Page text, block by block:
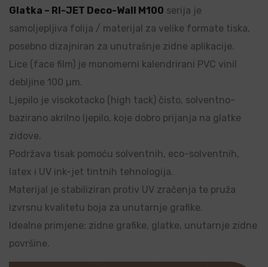
Glatka – RI-JET Deco-Wall M100 serija je
samoljepljiva folija / materijal za velike formate tiska,
posebno dizajniran za unutrašnje zidne aplikacije.
Lice (face film) je monomerni kalendrirani PVC vinil
debljine 100 µm.
Ljepilo je visokotacko (high tack) čisto, solventno-
bazirano akrilno ljepilo, koje dobro prijanja na glatke
zidove.
Podržava tisak pomoću solventnih, eco-solventnih,
latex i UV ink-jet tintnih tehnologija.
Materijal je stabiliziran protiv UV zračenja te pruža
izvrsnu kvalitetu boja za unutarnje grafike.
Idealne primjene: zidne grafike, glatke, unutarnje zidne
površine.